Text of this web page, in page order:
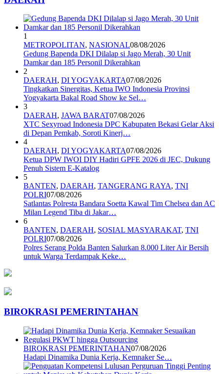
1
METROPOLITAN, NASIONAL08/08/2026
Gedung Bapenda DKI Dilalap si Jago Merah, 30 Unit
Damkar dan 185 Personil Dikerahkan
2
DAERAH, DI YOGYAKARTA07/08/2026
Tingkatkan Sinergitas, Ketua IWO Indonesia Provinsi
Yogyakarta Bakal Road Show ke Sel…
3
DAERAH, JAWA BARAT07/08/2026
XTC Sexyroad Indonesia DPC Kabupaten Bekasi Gelar Aksi
di Depan Pemkab, Soroti Kinerj…
4
DAERAH, DI YOGYAKARTA07/08/2026
Ketua DPW IWOI DIY Hadiri GPFE 2026 di JEC, Dukung
Penuh Sistem E-Katalog
5
BANTEN, DAERAH, TANGERANG RAYA, TNI
POLRI07/08/2026
Satlantas Polresta Bandara Soetta Kawal Tim Chelsea dan AC
Milan Legend Tiba di Jakar…
6
BANTEN, DAERAH, SOSIAL MASYARAKAT, TNI
POLRI07/08/2026
Polres Serang Polda Banten Salurkan 8.000 Liter Air Bersih
untuk Warga Terdampak Keke…
BIROKRASI PEMERINTAHAN
BIROKRASI PEMERINTAHAN07/08/2026
Hadapi Dinamika Dunia Kerja, Kemnaker Se…